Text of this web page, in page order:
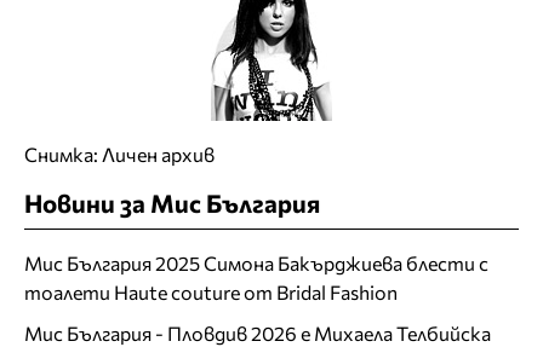
Снимка: Личен архив
Новини за Мис България
Мис България 2025 Симона Бакърджиева блести с
тоалети Haute couture от Bridal Fashion
Мис България - Пловдив 2026 е Михаела Телбийска